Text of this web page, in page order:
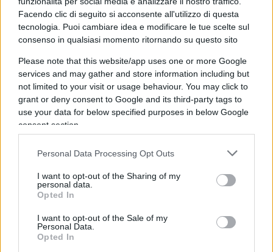
Facendo clic di seguito si acconsente all'utilizzo di questa
tecnologia. Puoi cambiare idea e modificare le tue scelte sul
consenso in qualsiasi momento ritornando su questo sito
Please note that this website/app uses one or more Google
services and may gather and store information including but
not limited to your visit or usage behaviour. You may click to
grant or deny consent to Google and its third-party tags to
use your data for below specified purposes in below Google
consent section.
Personal Data Processing Opt Outs
I want to opt-out of the Sharing of my
personal data.
Opted In
I want to opt-out of the Sale of my
Personal Data.
Opted In
Nessuno presidia l’omogeneità del giudizio e
questo traligna in arbitrio, con l’albagia dichi
scambia l’indulgenza per generosità
pedagogica. Così il diploma cessa di attestare un
livello e certifica per paradosso, la latitudine in cui
lo si è conseguito.
La sperequazione
Qui la difformità cessa di essere accademica. Il
100 e la lode non sono orpelli estetici ma
dischiudono l’Albo Nazionale delle Eccellenze, gli
esoneri dalle tasse universitarie, le borse di
studio, la Carta del Merito da 500 euro. Chi è
valutato con severità paga due volte: perde il